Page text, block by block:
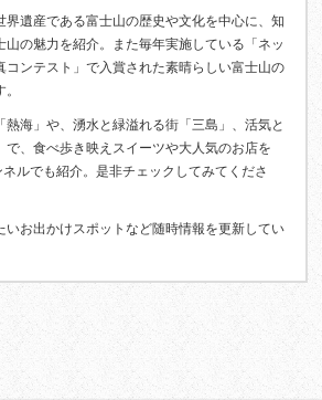
界遺産である富士山の歴史や文化を中心に、知
山の魅力を紹介。また毎年実施している「ネッ
コンテスト」で入賞された素晴らしい富士山の
熱海」や、湧水と緑溢れる街「三島」、活気と
で、食べ歩き映えスイーツや大人気のお店を
ルでも紹介。是非チェックしてみてくださ
いお出かけスポットなど随時情報を更新してい